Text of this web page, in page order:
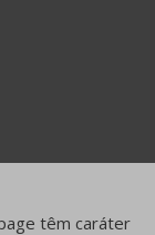
têm caráter